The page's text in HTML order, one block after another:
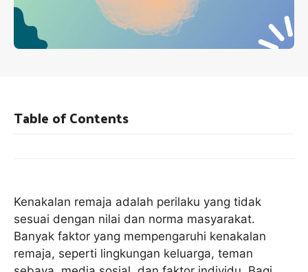
Kenakalan remaja adalah perilaku yang tidak
sesuai dengan nilai dan norma masyarakat.
Banyak faktor yang mempengaruhi kenakalan
remaja, seperti lingkungan keluarga, teman
Table of Contents